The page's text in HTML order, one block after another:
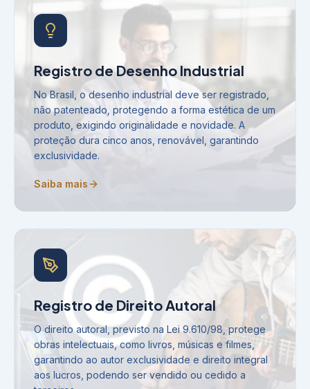
Registro de Desenho Industrial
No Brasil, o desenho industrial deve ser registrado,
não patenteado, protegendo a forma estética de um
produto, exigindo originalidade e novidade. A
proteção dura cinco anos, renovável, garantindo
exclusividade.
Saiba mais
Registro de Direito Autoral
O direito autoral, previsto na Lei 9.610/98, protege
obras intelectuais, como livros, músicas e filmes,
garantindo ao autor exclusividade e direito integral
aos lucros, podendo ser vendido ou cedido a